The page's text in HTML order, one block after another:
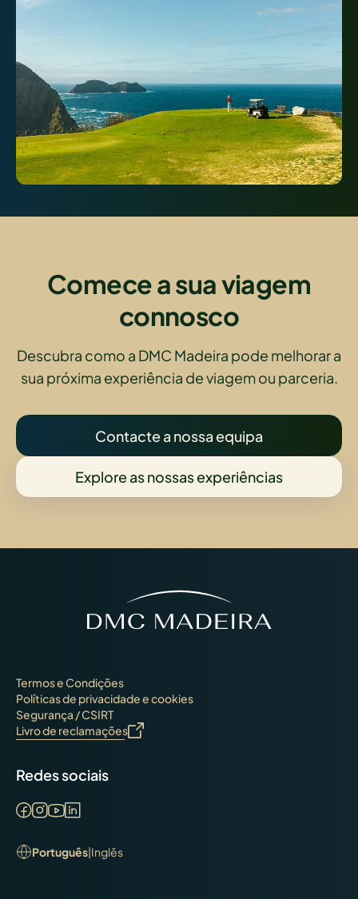
Comece a sua viagem
connosco
Descubra como a DMC Madeira pode melhorar a
sua próxima experiência de viagem ou parceria.
Contacte a nossa equipa
Explore as nossas experiências
Termos e Condições
Políticas de privacidade e cookies
Segurança / CSIRT
Livro de reclamações
Redes sociais
Português|Inglês